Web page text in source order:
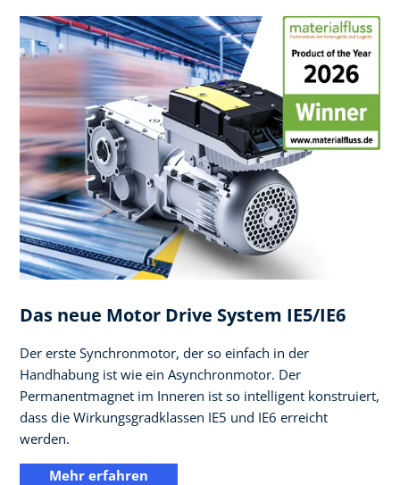
Das neue Motor Drive System IE5/IE6
Der erste Synchronmotor, der so einfach in der
Handhabung ist wie ein ​Asynchronmotor. Der
Permanentmagnet im Inneren ist so intelligent konstruiert,​
dass die Wirkungsgradklassen IE5 und IE6 erreicht
werden.​
Mehr erfahren